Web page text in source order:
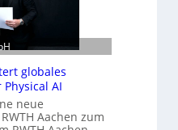
globales
AI
neue
Aachen zum